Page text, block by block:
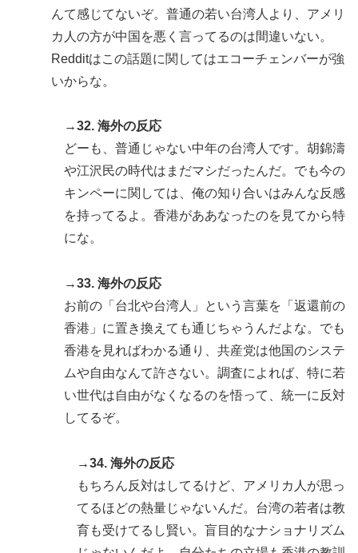
んて感じてないぞ。普通の若い台湾人より、アメリ
カ人の方が中国を悪く言ってるのは間違いない。
Redditはこの話題に関してはエコーチェンバーが強
いからな。
→32. 海外の反応
どーも、普通じゃない中年の台湾人です。胡錦濤
や江沢民の時代はまだマシだったんだ。でも今の
キンペーに関しては、俺の知り合いはみんな反感
を持ってるよ。香港がああなったのを見てから特
にな。
→33. 海外の反応
お前の「台北や台湾人」という言葉を「返還前の
香港」に置き換えても通じちゃうんだよな。でも
香港を見ればわかる通り、共産党は他国のシステ
ムや自由なんて許さない。調査によれば、特に若
い世代は自由がなくなるのを悟って、統一に反対
してるぞ。
→34. 海外の反応
もちろん反対はしてるけど、アメリカ人が思っ
てるほどの熱量じゃないんだ。台湾の若者は教
育も受けてるし賢い。盲目的なナショナリズム